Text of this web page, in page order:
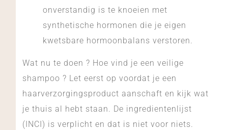
onverstandig is te knoeien met
synthetische hormonen die je eigen
kwetsbare hormoonbalans verstoren.
Wat nu te doen ? Hoe vind je een veilige
shampoo ? Let eerst op voordat je een
haarverzorgingsproduct aanschaft en kijk wat
je thuis al hebt staan. De ingredientenlijst
(INCI) is verplicht en dat is niet voor niets.